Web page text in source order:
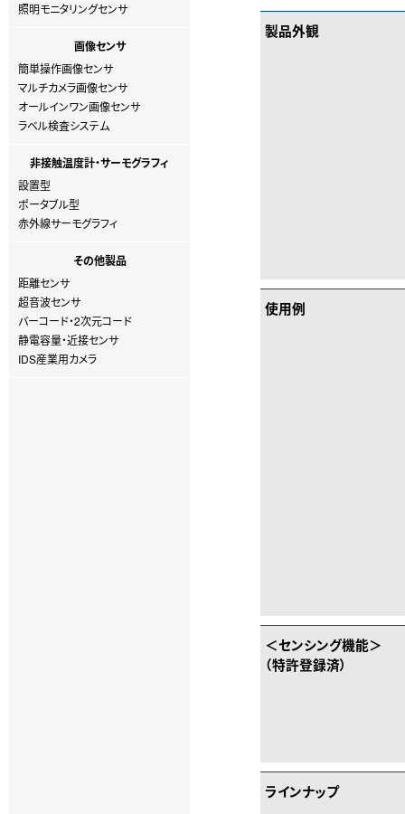
照明モニタリングセンサ
画像センサ
簡単操作画像センサ
マルチカメラ画像センサ
オールインワン画像センサ
ラベル検査システム
非接触温度計・サーモグラフィ
設置型
ポータブル型
赤外線サーモグラフィ
その他製品
距離センサ
超音波センサ
バーコード・2次元コード
静電容量・近接センサ
IDS産業用カメラ
製品外観
使用例
＜センシング機能＞
（特許登録済）
ラインナップ